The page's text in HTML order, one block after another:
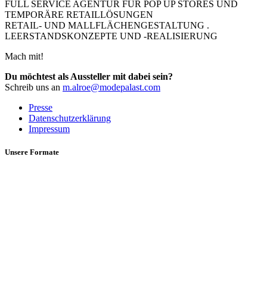
FULL SERVICE AGENTUR FÜR POP UP STORES UND
TEMPORÄRE RETAILLÖSUNGEN
RETAIL- UND MALLFLÄCHENGESTALTUNG .
LEERSTANDSKONZEPTE UND -REALISIERUNG
Mach mit!
Du möchtest als Aussteller mit dabei sein?
Schreib uns an m.alroe@modepalast.com
Presse
Datenschutzerklärung
Impressum
Unsere Formate